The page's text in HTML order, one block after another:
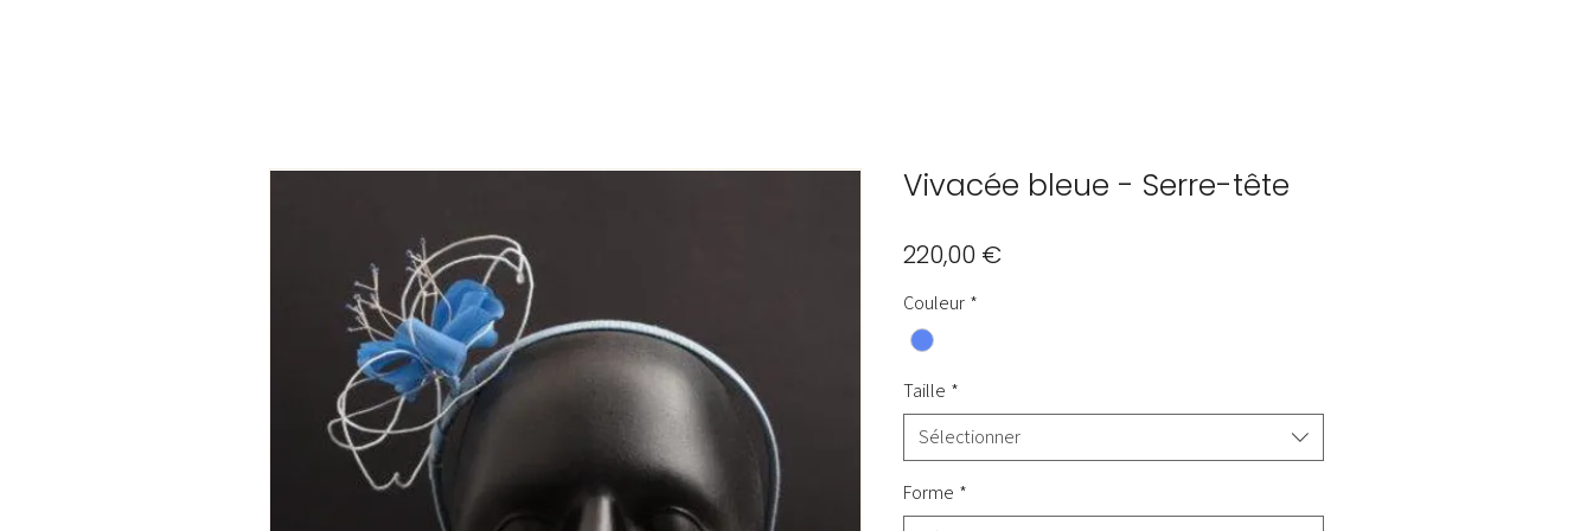
Vivacée bleue - Serre-tête
220,00 €Prix
Couleur *
Taille *
Sélectionner
Forme *